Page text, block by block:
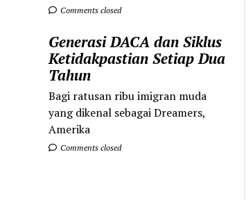
Comments closed
Generasi DACA dan Siklus
Ketidakpastian Setiap Dua
Tahun
Bagi ratusan ribu imigran muda
yang dikenal sebagai Dreamers,
Amerika
Comments closed